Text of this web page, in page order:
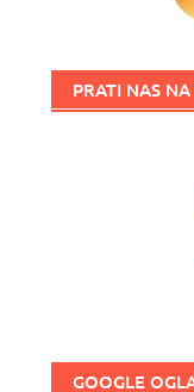
PRATI NAS
GOOGLE